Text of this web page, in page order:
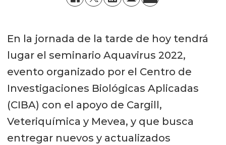
En la jornada de la tarde de hoy tendrá
lugar el seminario Aquavirus 2022,
evento organizado por el Centro de
Investigaciones Biológicas Aplicadas
(CIBA) con el apoyo de Cargill,
Veteriquímica y Mevea, y que busca
entregar nuevos y actualizados